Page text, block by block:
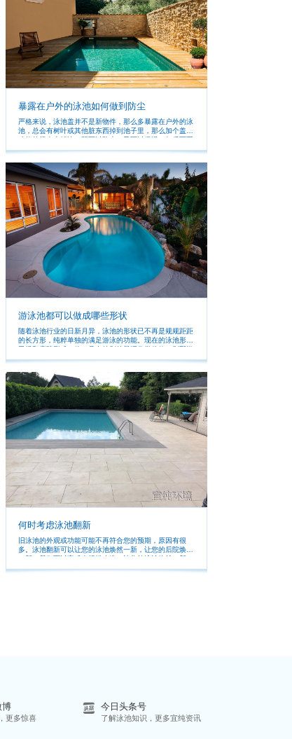
暴露在户外的泳池如何做到防尘
严格来说，泳池盖并不是新物件，那么多暴露在户外的泳
池，总会有树叶或其他脏东西掉到池子里，那么加个盖子
才能从根本上解决，既可以防尘，又可以保温、何乐而不
为。 泳池盖是什么？可能会有人说，不就是在泳池上面
没有get到泳池盖的精髓，所以，好好的泳池为什么需要
一个泳池盖呢？
游泳池都可以做成哪些形状
随着泳池行业的日新月异，泳池的形状已不再是规规距距
的长方形，纯粹单独的满足游泳的功能。现在的泳池形状
已经和庭院形成一体，具有特别的景观欣赏价值。别墅游
泳池形状大致有二：圆形与方形，以圆形为多。圆形包括
何时考虑泳池翻新
旧泳池的外观或功能可能不再符合您的预期，原因有很
多。泳池翻新可以让您的泳池焕然一新，让您的后院焕然
一新。我们可以完成大规模改造，让您的泳池焕然一新。
博
更多惊喜
今日头条号
了解泳池知识，更多宜纯资讯